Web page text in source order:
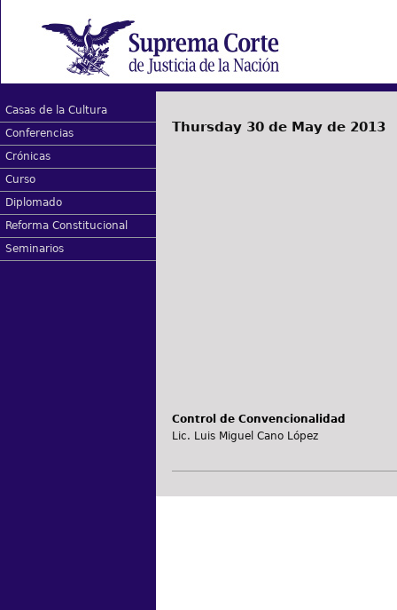
Casas de la Cultura
Conferencias
Crónicas
Curso
Diplomado
Reforma Constitucional
Seminarios
Thursday 30 de May de 2013
Control de Convencionalidad
Lic. Luis Miguel Cano López